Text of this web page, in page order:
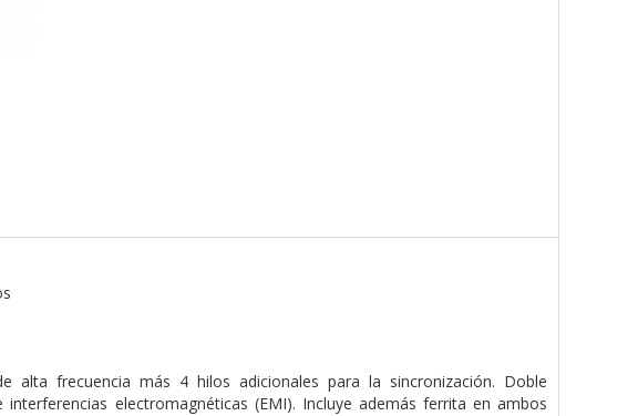
alta frecuencia más 4 hilos adicionales para la sincronización. Doble
electromagnéticas (EMI). Incluye además ferrita en ambos